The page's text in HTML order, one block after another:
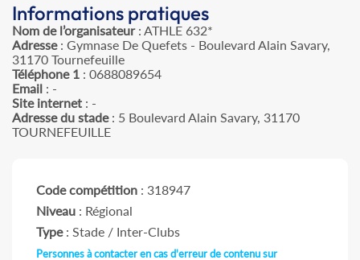
Informations pratiques
Nom de l’organisateur: ATHLE 632*
Adresse: Gymnase De Quefets - Boulevard Alain Savary,
31170 Tournefeuille
Téléphone 1 : 0688089654
Email : -
Site internet : -
Adresse du stade: 5 Boulevard Alain Savary, 31170
TOURNEFEUILLE
Code compétition : 318947
Niveau : Régional
Type: Stade / Inter-Clubs
Personnes à contacter en cas d'erreur de contenu sur